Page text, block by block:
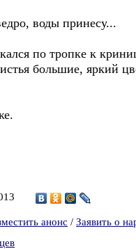
воды принесу...
по тропке к
большие, яркий
анонс / Заявить о